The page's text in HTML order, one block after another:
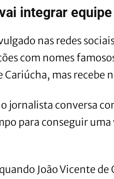
integrar
nas redes
com nomes
Cariúcha, mas recebe
jornalista conversa
para conseguir uma
João Vicente